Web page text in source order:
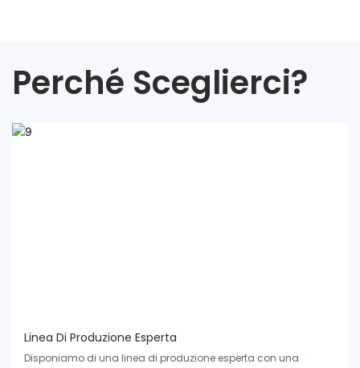
Perché Sceglierci?
Linea Di Produzione Esperta
Disponiamo di una linea di produzione esperta con una